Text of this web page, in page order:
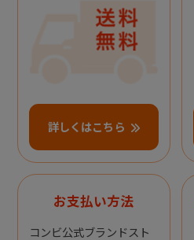
詳しくはこちら
お支払い方法
コンビ公式ブランドスト